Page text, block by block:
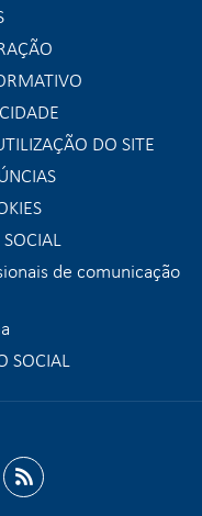
DO SITE
de comunicação
SOCIAL
rss